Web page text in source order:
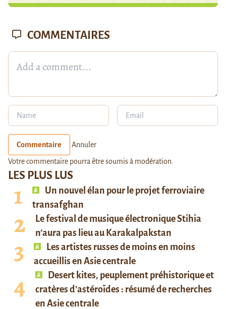
LES PLUS LUS
Un nouvel élan pour le projet ferroviaire
transafghan
Le festival de musique électronique Stihia
n’aura pas lieu au Karakalpakstan
Les artistes russes de moins en moins
accueillis en Asie centrale
Desert kites, peuplement préhistorique et
cratères d’astéroïdes : résumé de recherches
en Asie centrale
COMMENTAIRES
Commentaire Annuler
Votre commentaire pourra être soumis à modération.